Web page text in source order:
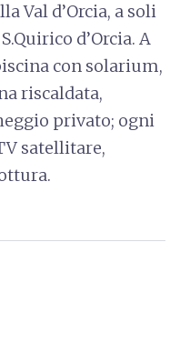
Val d’Orcia, a soli
d’Orcia. A
con solarium,
riscaldata,
privato; ogni
satellitare,